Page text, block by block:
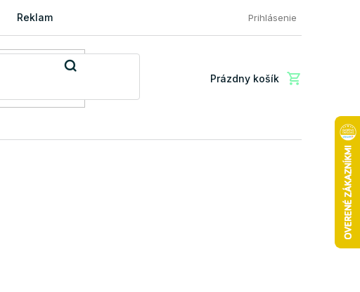
Reklamácia a vrátenie tovaru FAQ: Najčastejšie otázky zákazníkov
Prihlásenie
Nákupný
Prázdny košík